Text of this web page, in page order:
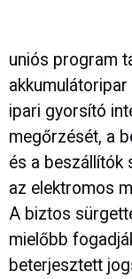
uniós program
ipari gyorsító
megőrzését, a
és a beszállítók
az elektromos
A biztos
mielőbb
beterjesztett